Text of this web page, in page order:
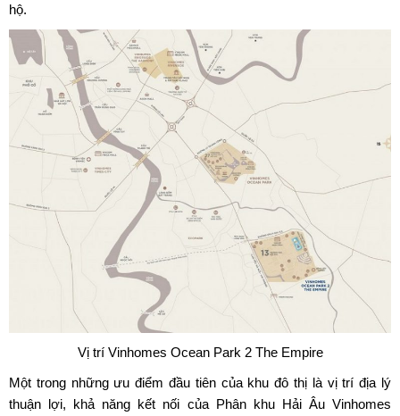
hộ.
Vị trí Vinhomes Ocean Park 2 The Empire
Một trong những ưu điểm đầu tiên của khu đô thị là vị trí địa lý
thuận lợi, khả năng kết nối của Phân khu Hải Âu Vinhomes